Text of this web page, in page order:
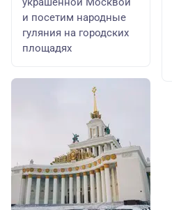
и посетим народные
гуляния на городских
площадях